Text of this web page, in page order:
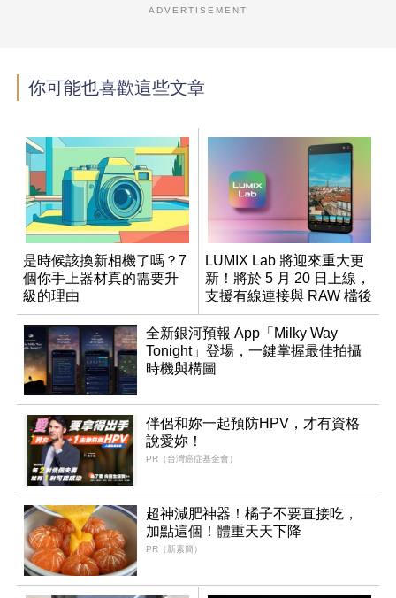
ADVERTISEMENT
你可能也喜歡這些文章
是時候該換新相機了嗎？7
個你手上器材真的需要升
級的理由
LUMIX Lab 將迎來重大更
新！將於 5 月 20 日上線，
支援有線連接與 RAW 檔後
製
全新銀河預報 App「Milky Way
Tonight」登場，一鍵掌握最佳拍攝
時機與構圖
伴侶和妳一起預防HPV，才有資格
說愛妳！
PR（台灣癌症基金會）
超神減肥神器！橘子不要直接吃，
加點這個！體重天天下降
PR（新素簡）